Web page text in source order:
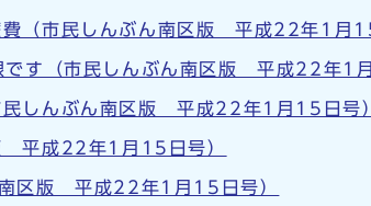
（市民しんぶん南区版 平成22年1月
す（市民しんぶん南区版 平成22年1
しんぶん南区版 平成22年1月15日号
平成22年1月15日号）
区版 平成22年1月15日号）